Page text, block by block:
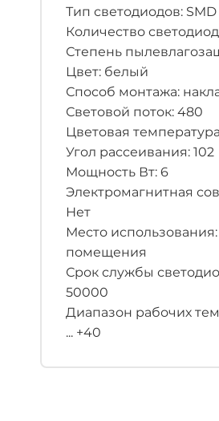
Тип светодиодов: SMD
Количество
Степень
Цвет: белый
Способ монтажа:
Световой поток: 480
Цветовая
Угол рассеивания: 102
Мощность Вт: 6
Электромагнитная
Нет
Место
помещения
Срок службы
50000
Диапазон рабочих
... +40